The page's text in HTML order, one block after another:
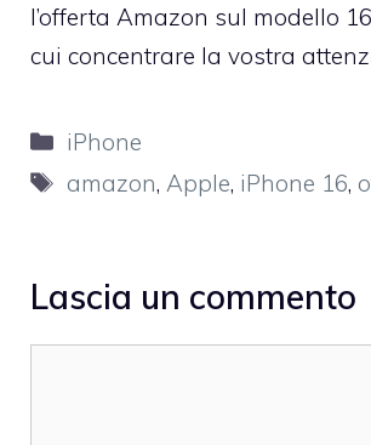
l’offerta Amazon sul modello
cui concentrare la vostra
Categorie
iPhone
Tag
amazon, Apple, iPhone 16,
Lascia un commento